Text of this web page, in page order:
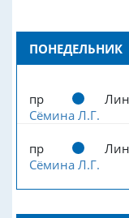
ПОНЕДЕЛЬНИК
пр
Сёмина Л.Г.
пр
Сёмина Л.Г.